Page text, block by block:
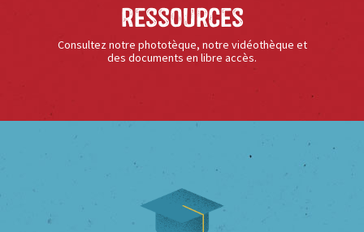
Ressources
Consultez notre phototèque, notre vidéothèque et
des documents en libre accès.